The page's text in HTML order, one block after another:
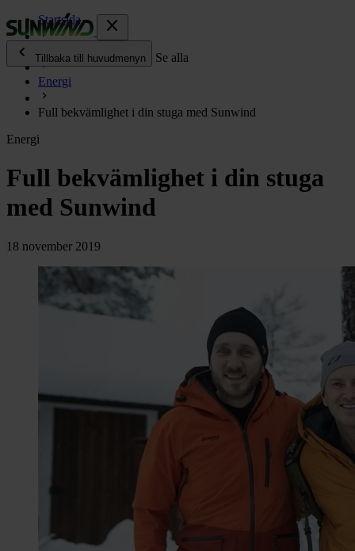
close
chevron_left
Tillbaka till huvudmenyn Se alla
Energi
chevron_right
Vatten chevron_right
Toalett
chevron_right
Lacanche
Reservdelar chevron_right
Startsida
Energi
Full bekvämlighet i din stuga med Sunwind
Energi
Full bekvämlighet i din stuga
med Sunwind
18 november 2019